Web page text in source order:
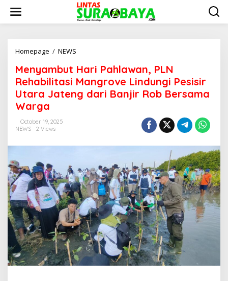
i
Homepage / NEWS
n
y
a
m
P
a
h
l
a
w
a
n
,
P
L
Menyambut Hari Pahlawan, PLN
Rehabilitasi Mangrove Lindungi Pesisir
Utara Jateng dari Banjir Rob Bersama
Warga
October 19, 2025
NEWS
2 Views